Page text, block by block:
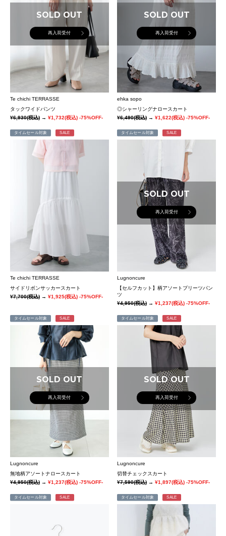
SOLD OUT
再入荷受付
Te chichi TERRASSE
タックワイドパンツ
¥6,930(税込) → ¥1,732(税込) -75%OFF-
SOLD OUT
再入荷受付
ehka sopo
◎シャーリングナロースカート
¥6,490(税込)→¥1,622(税込) -75%OFF-
タイムセール対象 SALE
Te chichi TERRASSE
サイドリボンサッカースカート
¥7,700(税込) → ¥1,925(税込) -75%OFF-
タイムセール対象 SALE
SOLD OUT
再入荷受付
Lugnoncure
【セルフカット】柄アソートプリーツパン
ツ
¥4,950(税込)→¥1,237(税込) -75%OFF-
タイムセール対象 SALE
SOLD OUT
再入荷受付
Lugnoncure
無地柄アソートナロースカート
¥4,950(税込) → ¥1,237(税込) -75%OFF-
タイムセール対象 SALE
SOLD OUT
再入荷受付
Lugnoncure
切替チェックスカート
¥7,590(税込)→¥1,897(税込) -75%OFF-
タイムセール対象 SALE タイムセール対象 SALE